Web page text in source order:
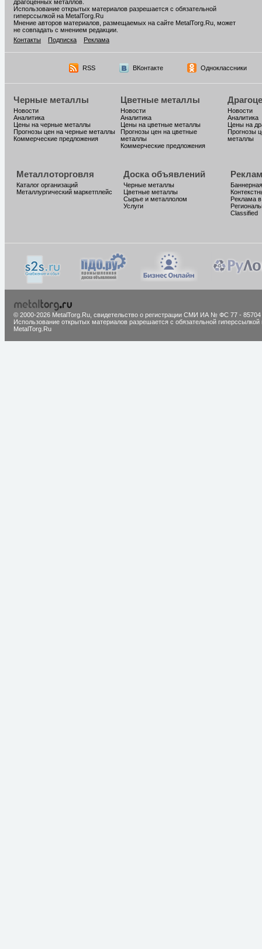
драгоценных металлов.
Использование открытых материалов разрешается с обязательной
гиперссылкой на MetalTorg.Ru
Мнение авторов материалов, размещаемых на сайте MetalTorg.Ru, может
не совпадать с мнением редакции.
Контакты
Подписка Реклама
RSS ВКонтакте Одноклассники
Черные металлы
Новости
Аналитика
Цены на черные металлы
Прогнозы цен на черные металлы
Коммерческие предложения
Цветные металлы
Новости
Аналитика
Цены на цветные металлы
Прогнозы цен на цветные
металлы
Коммерческие предложения
Новости
Аналитика
Цены на
Прогнозы
металлы
Металлоторговля
Каталог организаций
Металлургический маркетплейс
Доска объявлений
Черные металлы
Цветные металлы
Сырье и металлолом
Услуги
Реклама
Classified
© 2000-2026 MetalTorg.Ru, cвидетельство о регистрации СМИ ИА № ФС 77 - 85704
Использование открытых материалов разрешается с обязательной гиперссылкой
MetalTorg.Ru